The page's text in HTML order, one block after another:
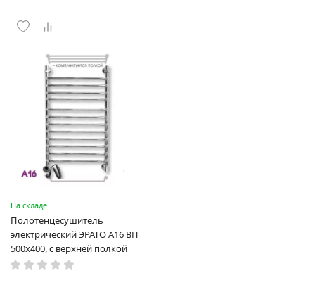
На складе
Полотенцесушитель
электрический ЭРАТО А16 ВП
500x400, с верхней полкой